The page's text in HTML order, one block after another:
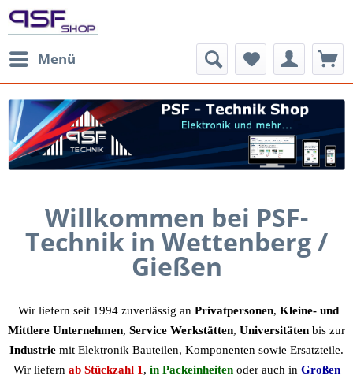
Menü
Willkommen bei PSF-
Technik in Wettenberg /
Gießen
Wir liefern seit 1994 zuverlässig an Privatpersonen, Kleine- und
Mittlere Unternehmen, Service Werkstätten, Universitäten bis zur
Industrie mit Elektronik Bauteilen, Komponenten sowie Ersatzteile.
Wir liefern ab Stückzahl 1 , in Packeinheitenoder auch in Großen